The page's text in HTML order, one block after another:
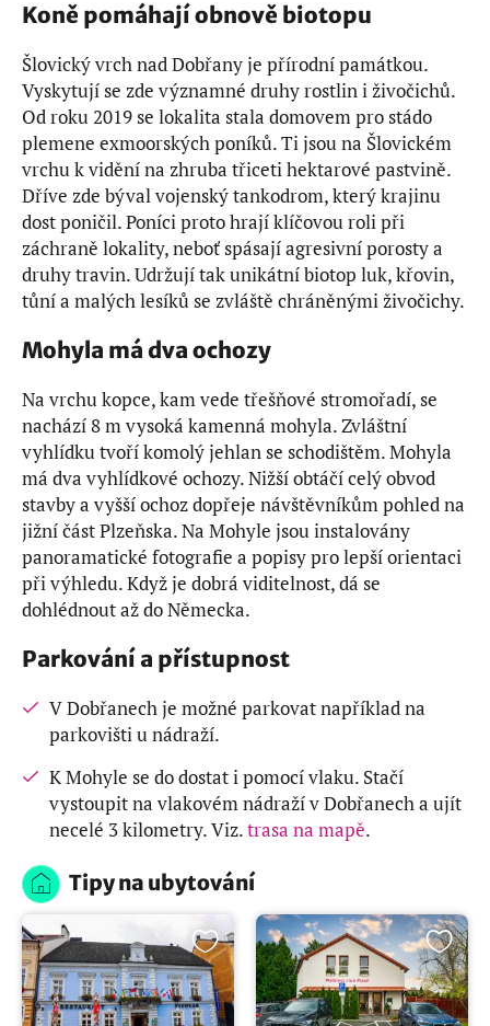
Koně pomáhají obnově biotopu
Šlovický vrch nad Dobřany je přírodní památkou.
Vyskytují se zde významné druhy rostlin i živočichů.
Od roku 2019 se lokalita stala domovem pro stádo
plemene exmoorských poníků. Ti jsou na Šlovickém
vrchu k vidění na zhruba třiceti hektarové pastvině.
Dříve zde býval vojenský tankodrom, který krajinu
dost poničil. Poníci proto hrají klíčovou roli při
záchraně lokality, neboť spásají agresivní porosty a
druhy travin. Udržují tak unikátní biotop luk, křovin,
tůní a malých lesíků se zvláště chráněnými živočichy.
Mohyla má dva ochozy
Na vrchu kopce, kam vede třešňové stromořadí, se
nachází 8 m vysoká kamenná mohyla. Zvláštní
vyhlídku tvoří komolý jehlan se schodištěm. Mohyla
má dva vyhlídkové ochozy. Nižší obtáčí celý obvod
stavby a vyšší ochoz dopřeje návštěvníkům pohled na
jižní část Plzeňska. Na Mohyle jsou instalovány
panoramatické fotografie a popisy pro lepší orientaci
při výhledu. Když je dobrá viditelnost, dá se
dohlédnout až do Německa.
Parkování a přístupnost
V Dobřanech je možné parkovat například na
parkovišti u nádraží.
K Mohyle se do dostat i pomocí vlaku. Stačí
vystoupit na vlakovém nádraží v Dobřanech a ujít
necelé 3 kilometry. Viz.trasa na mapě.
Tipy na ubytování